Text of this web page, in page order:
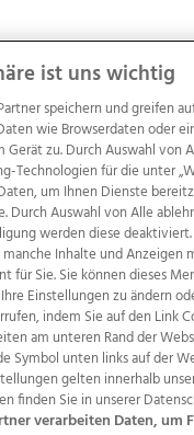
Mediadaten Kontakt
Impressum
AGB
Ehrenkodex
ist uns wichtig
speichern und greifen
wie Browserdaten oder
Gerät zu. Durch Auswahl von
Technologien für die unter
um Ihnen Dienste
Durch Auswahl von Alle
werden diese
Inhalte und Anzeigen
für Sie. Sie können dieses
Einstellungen zu ändern
indem Sie auf den Link
am unteren Rand der
Symbol unten links auf der
gelten innerhalb
finden Sie in unserer
verarbeiten Daten, um